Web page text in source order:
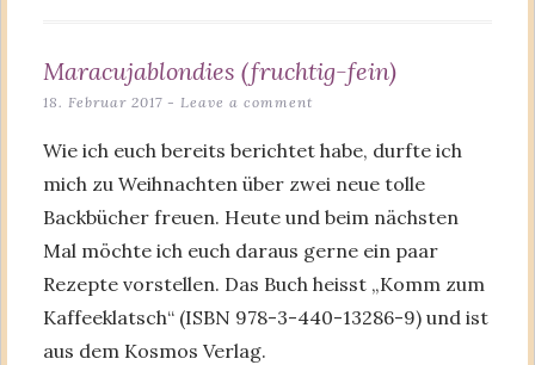
Maracujablondies (fruchtig-fein)
18. Februar 2017 Leave a comment
Wie ich euch bereits berichtet habe, durfte ich
mich zu Weihnachten über zwei neue tolle
Backbücher freuen. Heute und beim nächsten
Mal möchte ich euch daraus gerne ein paar
Rezepte vorstellen. Das Buch heisst „Komm zum
Kaffeeklatsch“ (ISBN 978-3-440-13286-9) und ist
aus dem Kosmos Verlag.